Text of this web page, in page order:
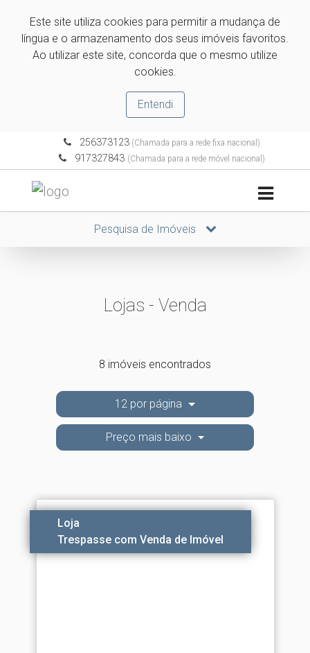
Este site utiliza cookies para permitir a mudança de
língua e o armazenamento dos seus imóveis favoritos.
Ao utilizar este site, concorda que o mesmo utilize
cookies.
Entendi
256373123(Chamada para a rede fixa nacional)
917327843 (Chamada para a rede móvel nacional)
Pesquisa de Imóveis
Lojas - Venda
8 imóveis encontrados
12 por página
Preço mais baixo
Loja
Trespasse com Venda de Imóvel